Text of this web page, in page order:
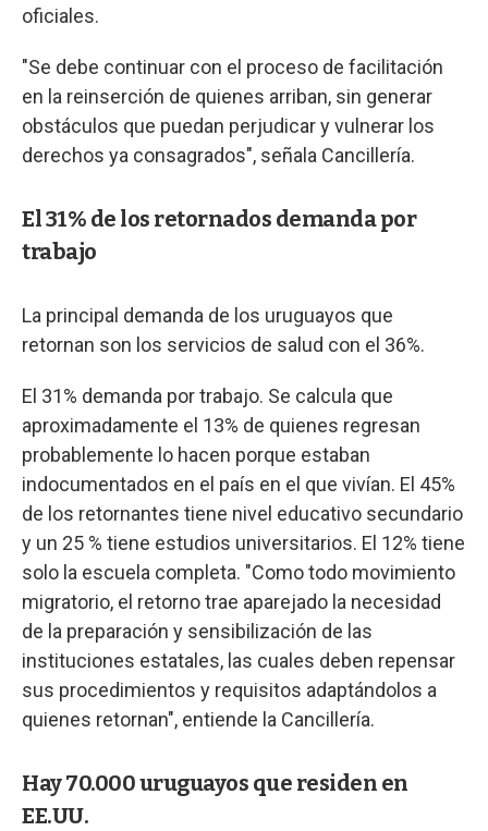
oficiales.
"Se debe continuar con el proceso de facilitación
en la reinserción de quienes arriban, sin generar
obstáculos que puedan perjudicar y vulnerar los
derechos ya consagrados", señala Cancillería.
El 31% de los retornados demanda por
trabajo
La principal demanda de los uruguayos que
retornan son los servicios de salud con el 36%.
El 31% demanda por trabajo. Se calcula que
aproximadamente el 13% de quienes regresan
probablemente lo hacen porque estaban
indocumentados en el país en el que vivían. El 45%
de los retornantes tiene nivel educativo secundario
y un 25 % tiene estudios universitarios. El 12% tiene
solo la escuela completa. "Como todo movimiento
migratorio, el retorno trae aparejado la necesidad
de la preparación y sensibilización de las
instituciones estatales, las cuales deben repensar
sus procedimientos y requisitos adaptándolos a
quienes retornan", entiende la Cancillería.
Hay 70.000 uruguayos que residen en
EE.UU.